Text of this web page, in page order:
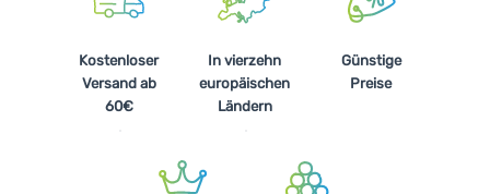
Kostenloser
Versand ab
60€
In vierzehn
europäischen
Ländern
Günstige
Preise